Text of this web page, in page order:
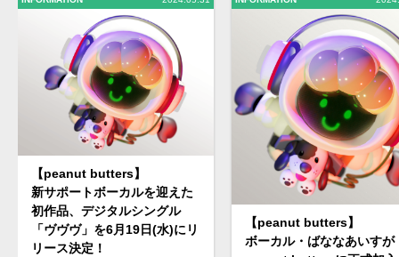
【peanut butters】
新サポートボーカルを迎えた
初作品、デジタルシングル
「ヴヴヴ」を6月19日(水)にリ
リース決定！
【peanut butters】
ボーカル・ばななあいすが